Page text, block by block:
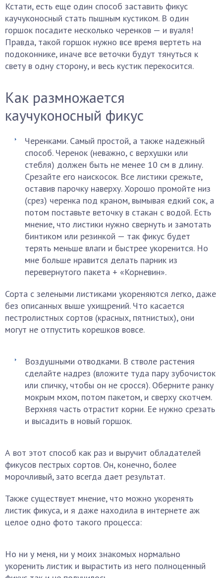
Кстати, есть еще один способ заставить фикус
каучуконосный стать пышным кустиком. В один
горшок посадите несколько черенков — и вуаля!
Правда, такой горшок нужно все время вертеть на
подоконнике, иначе все веточки будут тянуться к
свету в одну сторону, и весь кустик перекосится.
Как размножается
каучуконосный фикус
Черенками. Самый простой, а также надежный
способ. Черенок (неважно, с верхушки или
стебля) должен быть не менее 10 см в длину.
Срезайте его наискосок. Все листики срежьте,
оставив парочку наверху. Хорошо промойте низ
(срез) черенка под краном, вымывая едкий сок, а
потом поставьте веточку в стакан с водой. Есть
мнение, что листики нужно свернуть и замотать
бинтиком или резинкой — так фикус будет
терять меньше влаги и быстрее укоренится. Но
мне больше нравится делать парник из
перевернутого пакета + «Корневин».
Сорта с зелеными листиками укореняются легко, даже
без описанных выше ухищрений. Что касается
пестролистных сортов (красных, пятнистых), они
могут не отпустить корешков вовсе.
Воздушными отводками. В стволе растения
сделайте надрез (вложите туда пару зубочисток
или спичку, чтобы он не сросся). Оберните ранку
мокрым мхом, потом пакетом, и сверху скотчем.
Верхняя часть отрастит корни. Ее нужно срезать
и высадить в новый горшок.
А вот этот способ как раз и выручит обладателей
фикусов пестрых сортов. Он, конечно, более
морочливый, зато всегда дает результат.
Также существует мнение, что можно укоренять
листик фикуса, и я даже находила в интернете аж
целое одно фото такого процесса:
Но ни у меня, ни у моих знакомых нормально
укоренить листик и вырастить из него полноценный